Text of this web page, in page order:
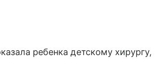
ребенка детскому хирургу,